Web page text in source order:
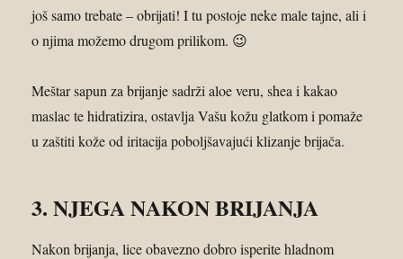
još samo trebate – obrijati! I tu postoje neke male tajne, ali i
o njima možemo drugom prilikom. 😉
Meštar sapun za brijanje sadrži aloe veru, shea i kakao
maslac te hidratizira, ostavlja Vašu kožu glatkom i pomaže
u zaštiti kože od iritacija poboljšavajući klizanje brijača.
3. NJEGA NAKON BRIJANJA
Nakon brijanja, lice obavezno dobro isperite hladnom